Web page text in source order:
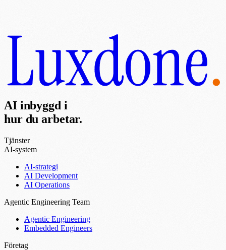
AI inbyggd i
hur du arbetar.
Tjänster
AI-system
AI-strategi
AI Development
AI Operations
Agentic Engineering Team
Agentic Engineering
Embedded Engineers
Företag